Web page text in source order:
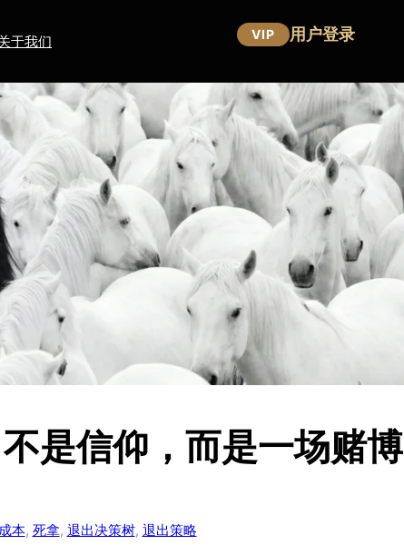
于我们 VIP 用户登录
是信仰，而是一场赌博
本, 死拿, 退出决策树, 退出策略